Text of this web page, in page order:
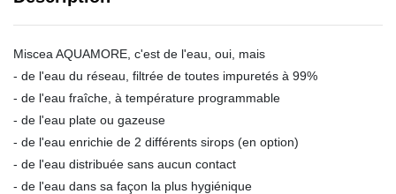
Miscea AQUAMORE, c'est de l'eau, oui, mais
- de l'eau du réseau, filtrée de toutes impuretés à 99%
- de l'eau fraîche, à température programmable
- de l'eau plate ou gazeuse
- de l'eau enrichie de 2 différents sirops (en option)
- de l'eau distribuée sans aucun contact
- de l'eau dans sa façon la plus hygiénique